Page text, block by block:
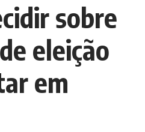
sobre
eleição
em